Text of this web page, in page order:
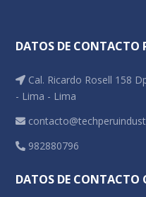
DATOS DE CONTACTO
Cal. Ricardo Rosell 158
- Lima - Lima
982880796
DATOS DE CONTACTO